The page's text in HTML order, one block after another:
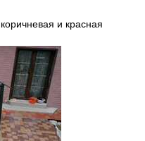
и красная